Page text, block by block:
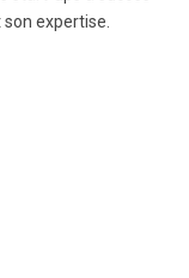
expertise.